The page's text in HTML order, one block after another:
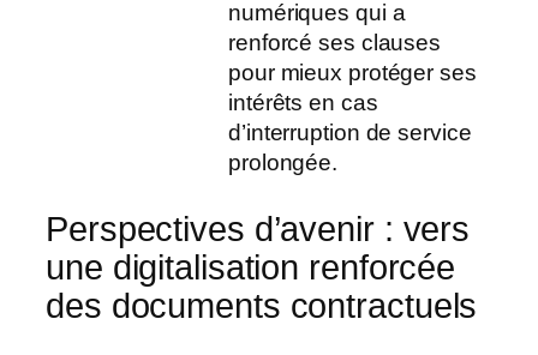
numériques qui a
renforcé ses clauses
pour mieux protéger ses
intérêts en cas
d’interruption de service
prolongée.
Perspectives d’avenir : vers
une digitalisation renforcée
des documents contractuels